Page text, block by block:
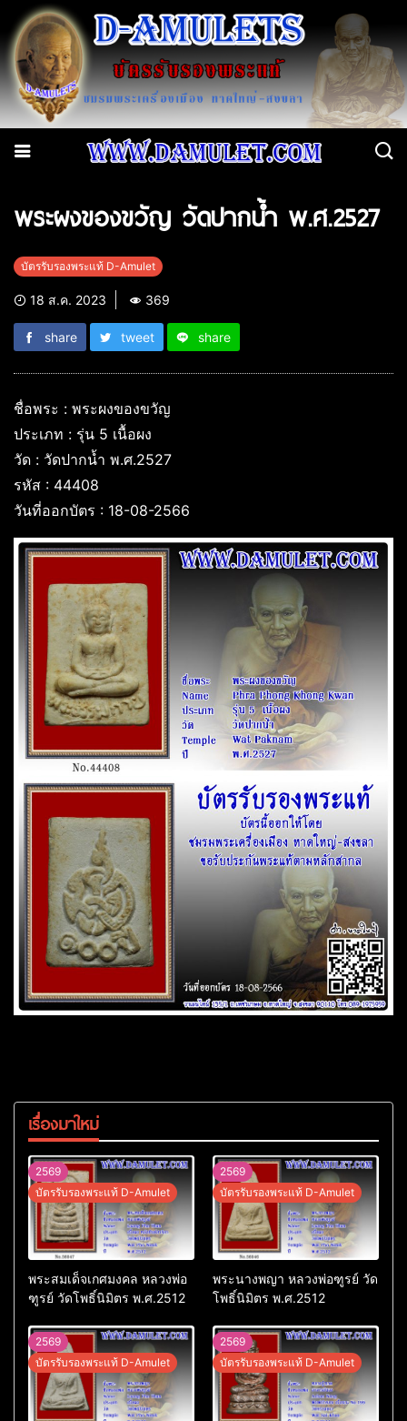
พระผงของขวัญ วัดปากน้ำ พ.ศ.2527
บัตรรับรองพระแท้ D-Amulet
18 ส.ค. 2023 369
share tweet share
ชื่อพระ : พระผงของขวัญ
ประเภท : รุ่น 5 เนื้อผง
วัด : วัดปากน้ำ พ.ศ.2527
รหัส : 44408
วันที่ออกบัตร : 18-08-2566
เรื่องมาใหม่
2569
บัตรรับรองพระแท้ D-Amulet
พระสมเด็จเกศมงคล หลวงพ่อ
ฑูรย์ วัดโพธิ์นิมิตร พ.ศ.2512
2569
บัตรรับรองพระแท้ D-Amulet
พระนางพญา หลวงพ่อฑูรย์ วัด
โพธิ์นิมิตร พ.ศ.2512
2569
บัตรรับรองพระแท้ D-Amulet
2569
บัตรรับรองพระแท้ D-Amulet